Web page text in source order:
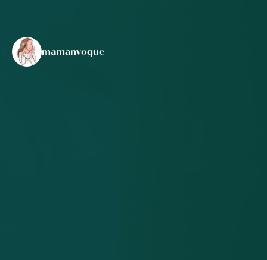
mamanvogue